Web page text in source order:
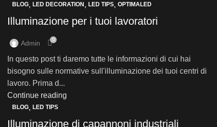
BLOG, LED DECORATION , LED TIPS, OPTIMALED
Illuminazione per i tuoi lavoratori
Admin 0
In questo post ti daremo tutte le informazioni di cui hai
bisogno sulle normative sull'illuminazione dei tuoi centri di
lavoro. Prima d...
Continue reading
BLOG, LED TIPS
Illuminazione di capannoni industriali